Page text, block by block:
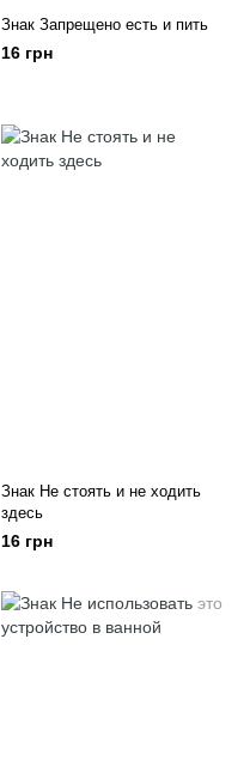
Знак Запрещено есть и пить
16 грн
Знак Не стоять и не ходить
здесь
16 грн